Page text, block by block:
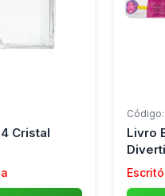
Cristal
Código:
Livro
Editora